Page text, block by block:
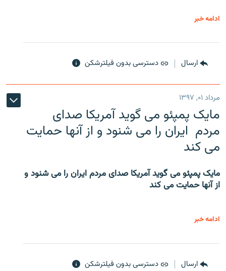
ادامه خبر
ارسال دسترسی بدون فیلترشکن
مرداد ۰۱, ۱۳۹۷
مایک پمپئو می گوید آمریکا صدای
مردم ایران را می شنود و از آنها حمایت
می کند
مایک پمپئو می گوید آمریکا صدای مردم ایران را می شنود و
از آنها حمایت می کند
ادامه خبر
ارسال دسترسی بدون فیلترشکن